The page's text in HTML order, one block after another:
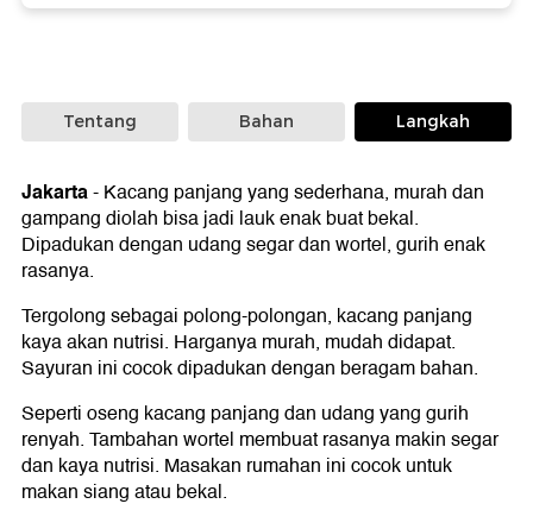
Tentang Bahan Langkah
Jakarta-Kacang panjang yang sederhana, murah dan
gampang diolah bisa jadi lauk enak buat bekal.
Dipadukan dengan udang segar dan wortel, gurih enak
rasanya.
Tergolong sebagai polong-polongan, kacang panjang
kaya akan nutrisi. Harganya murah, mudah didapat.
Sayuran ini cocok dipadukan dengan beragam bahan.
Seperti oseng kacang panjang dan udang yang gurih
renyah. Tambahan wortel membuat rasanya makin segar
dan kaya nutrisi. Masakan rumahan ini cocok untuk
makan siang atau bekal.